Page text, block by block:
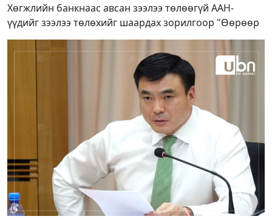
Хөгжлийн банкнаас авсан зээлээ төлөөгүй ААН-
үүдийг зээлээ төлөхийг шаардах зорилгоор "Өөрөөр